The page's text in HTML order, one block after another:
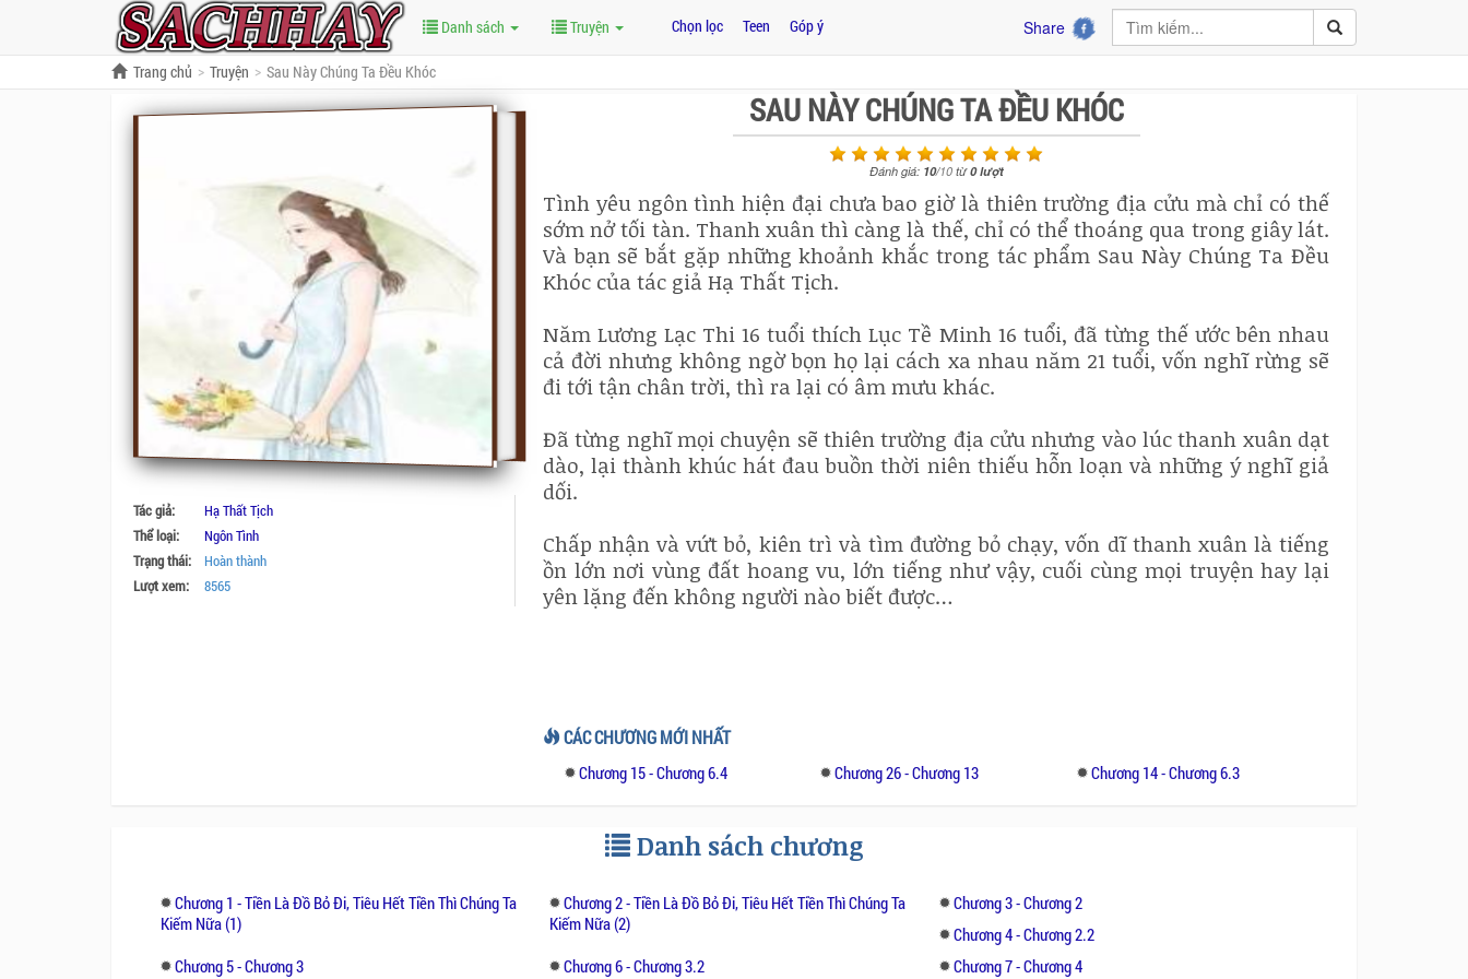
Danh sách Truyện Chọn lọc Teen Góp ý Share
Trang chủ Truyện Sau Này Chúng Ta Đều Khóc
Tác giả:
Hạ Thất Tịch
Thể loại:
Ngôn Tình
Trạng thái:
Hoàn thành
Lượt xem:
8565
SAU NÀY CHÚNG TA ĐỀU KHÓC
Đánh giá: 10/10từ0lượt
Tình yêu ngôn tình hiện đại chưa bao giờ là thiên trường địa cửu mà chỉ có thế
sớm nở tối tàn. Thanh xuân thì càng là thế, chỉ có thể thoáng qua trong giây lát.
Và bạn sẽ bắt gặp những khoảnh khắc trong tác phẩm Sau Này Chúng Ta Đều
Khóc của tác giả Hạ Thất Tịch.
Năm Lương Lạc Thi 16 tuổi thích Lục Tề Minh 16 tuổi, đã từng thế ước bên nhau
cả đời nhưng không ngờ bọn họ lại cách xa nhau năm 21 tuổi, vốn nghĩ rừng sẽ
đi tới tận chân trời, thì ra lại có âm mưu khác.
Đã từng nghĩ mọi chuyện sẽ thiên trường địa cửu nhưng vào lúc thanh xuân dạt
dào, lại thành khúc hát đau buồn thời niên thiếu hỗn loạn và những ý nghĩ giả
dối.
Chấp nhận và vứt bỏ, kiên trì và tìm đường bỏ chạy, vốn dĩ thanh xuân là tiếng
ồn lớn nơi vùng đất hoang vu, lớn tiếng như vậy, cuối cùng mọi truyện hay lại
yên lặng đến không người nào biết được…
CÁC CHƯƠNG MỚI NHẤT
Chương 15 - Chương 6.4 Chương 26 - Chương 13 Chương 14 - Chương 6.3
Danh sách chương
Chương 1 - Tiền Là Đồ Bỏ Đi, Tiêu Hết Tiền Thì Chúng Ta
Kiếm Nữa (1)
Chương 2 - Tiền Là Đồ Bỏ Đi, Tiêu Hết Tiền Thì Chúng Ta
Kiếm Nữa (2)
Chương 3 - Chương 2
Chương 4 - Chương 2.2
Chương 5 - Chương 3
Chương 6 - Chương 3.2 Chương 7 - Chương 4